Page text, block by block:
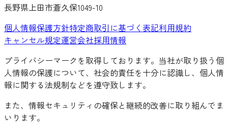
長野県上田市蒼久保1049-10
個人情報保護方針特定商取引に基づく表記利用規約
キャンセル規定運営会社採用情報
プライバシーマークを取得しております。当社が取り扱う個
人情報の保護について、社会的責任を十分に認識し、個人情
報に関する法規制などを遵守致します。
また、情報セキュリティの確保と継続的改善に取り組んでま
いります。